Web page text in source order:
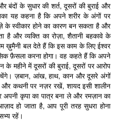
बंदों के सुधार की शर्त, दूसरों की बुराई और
यह कहना है कि अपने शरीर के अंगों पर
के स्वीकार होने का कारण बन सकता है और
है और व्यक्ति का रोज़ा, शैतानी बहकावे के
ख़ुमैनी बल देते हैं कि इस काम के लिए ईश्वर
फ़ैसला करना होगा। वह कहते हैं कि अपने
के महीने में दूसरों की बुराई, दूसरों पर आरोप
ज़बान, आंख, हाथ, कान और दूसरे अंगों
कथनी पर नज़र रखें, शायद इसी शालीन
कृपा का पात्र बना ले और रमज़ान का
हो जाता है, आप पूरी तरह सुधरा होना
रहें।